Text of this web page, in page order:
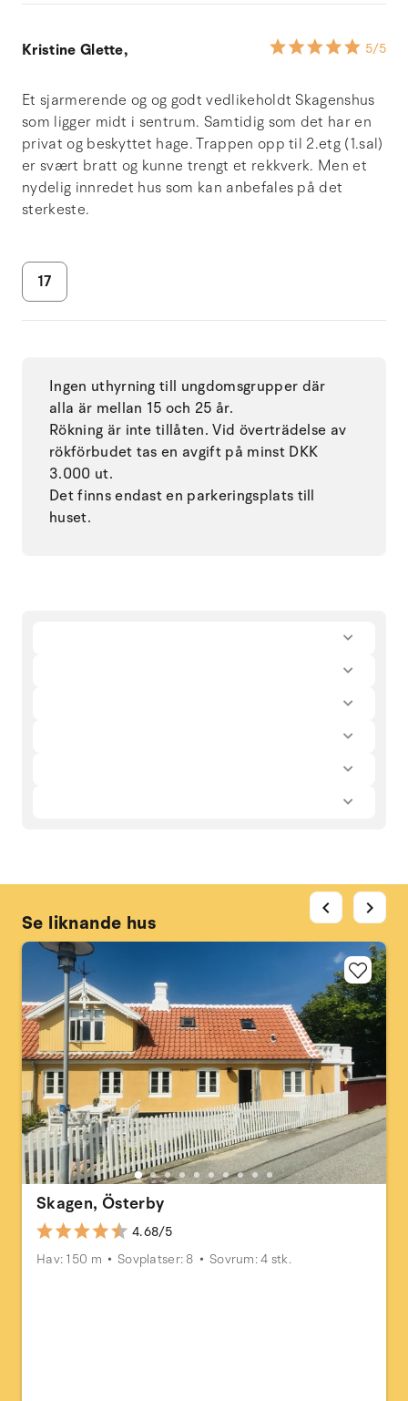
Kristine Glette, 5/5
Et sjarmerende og og godt vedlikeholdt Skagenshus
som ligger midt i sentrum. Samtidig som det har en
privat og beskyttet hage. Trappen opp til 2.etg (1.sal)
er svært bratt og kunne trengt et rekkverk. Men et
nydelig innredet hus som kan anbefales på det
sterkeste.
17
Ingen uthyrning till ungdomsgrupper där
alla är mellan 15 och 25 år.
Rökning är inte tillåten. Vid överträdelse av
rökförbudet tas en avgift på minst DKK
3.000 ut.
Det finns endast en parkeringsplats till
huset.
Se liknande hus
Skagen, Österby
4.68/5
Hav: 150 m
Sovplatser: 8 Sovrum: 4 stk.
chevron_left chevron_right